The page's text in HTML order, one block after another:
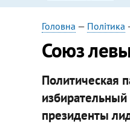
Головна — Політика
Союз
Политическая
президенты